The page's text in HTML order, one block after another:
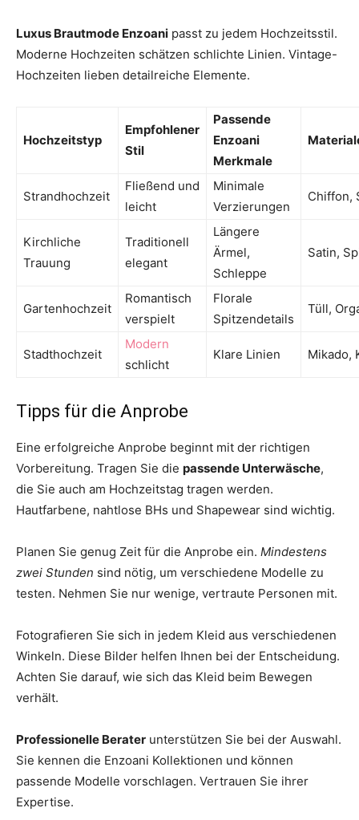
Luxus Brautmode Enzoani passt zu jedem Hochzeitsstil.
Moderne Hochzeiten schätzen schlichte Linien. Vintage-
Hochzeiten lieben detailreiche Elemente.
Hochzeitstyp
Empfohlener
Stil
Passende
Enzoani
Merkmale
Strandhochzeit
Fließend und
leicht
Minimale
Verzierungen
Chiffon,
Kirchliche
Trauung
Traditionell
elegant
Längere
Ärmel,
Schleppe
Satin,
Gartenhochzeit
Romantisch
verspielt
Florale
Spitzendetails
Tüll,
Stadthochzeit
Modern
schlicht
Klare Linien Mikado,
Tipps für die Anprobe
Eine erfolgreiche Anprobe beginnt mit der richtigen
Vorbereitung. Tragen Sie die passende Unterwäsche,
die Sie auch am Hochzeitstag tragen werden.
Hautfarbene, nahtlose BHs und Shapewear sind wichtig.
Planen Sie genug Zeit für die Anprobe ein. Mindestens
zwei Stunden sind nötig, um verschiedene Modelle zu
testen. Nehmen Sie nur wenige, vertraute Personen mit.
Fotografieren Sie sich in jedem Kleid aus verschiedenen
Winkeln. Diese Bilder helfen Ihnen bei der Entscheidung.
Achten Sie darauf, wie sich das Kleid beim Bewegen
verhält.
Professionelle Berater unterstützen Sie bei der Auswahl.
Sie kennen die Enzoani Kollektionen und können
passende Modelle vorschlagen. Vertrauen Sie ihrer
Expertise.